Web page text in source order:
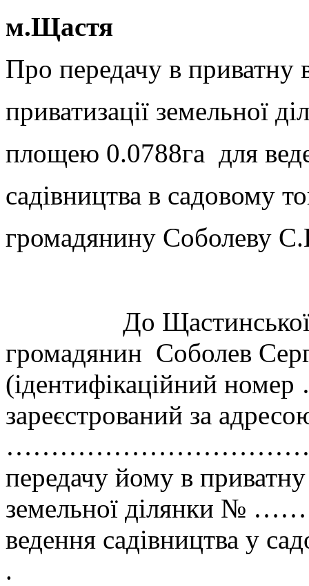
м.Щастя
Про передачу в приватну
приватизації
площею 0.0788га для
садівництва в садовому
громадянину Соболеву
До Щастинської
громадянин Соболев
(ідентифікаційний
зареєстрований за
передачу йому в
земельної ділянки №
ведення садівництва у
.